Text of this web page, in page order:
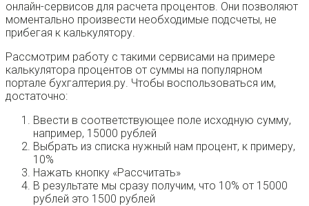
онлайн-сервисов для расчета процентов. Они позволяют
моментально произвести необходимые подсчеты, не
прибегая к калькулятору.
Рассмотрим работу с такими сервисами на примере
калькулятора процентов от суммы на популярном
портале бухгалтерия.ру. Чтобы воспользоваться им,
достаточно:
Ввести в соответствующее поле исходную сумму,
например, 15000 рублей
Выбрать из списка нужный нам процент, к примеру,
10%
Нажать кнопку «Рассчитать»
В результате мы сразу получим, что 10% от 15000
рублей это 1500 рублей